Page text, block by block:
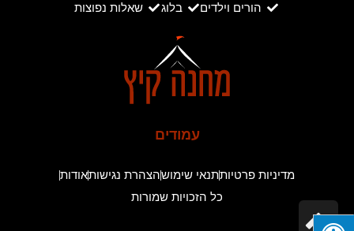
הורים וילדים
בלוג שאלות נפוצות
עמודים
מדיניות פרטיותתנאי שימושהצהרת נגישותאודות
כל הזכויות שמורות